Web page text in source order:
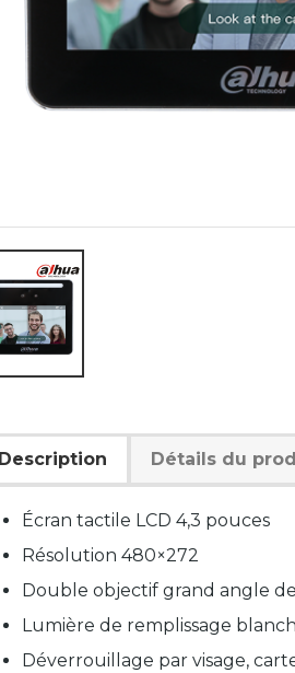
Description Détails du
Écran tactile LCD 4,3 pouces
Résolution 480×272
Double objectif grand angle
Lumière de remplissage
Déverrouillage par visage,